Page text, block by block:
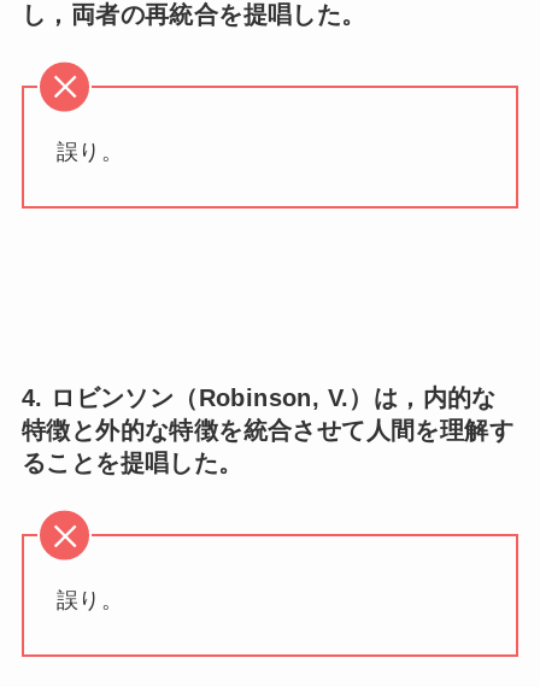
し，両者の再統合を提唱した。
誤り。
4. ロビンソン（Robinson, V.）は，内的な
特徴と外的な特徴を統合させて人間を理解す
ることを提唱した。
誤り。